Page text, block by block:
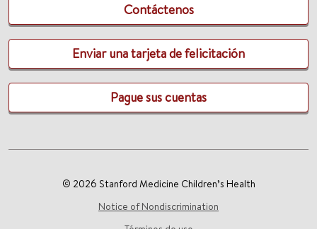
Contáctenos
Enviar una tarjeta de felicitación
Pague sus cuentas
© 2026 Stanford Medicine Children’s Health
Notice of Nondiscrimination